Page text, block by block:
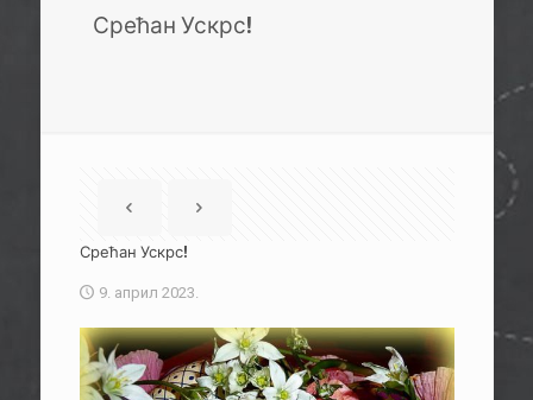
Срећан Ускрс!
Срећан Ускрс!
9. април 2023.